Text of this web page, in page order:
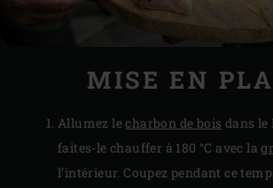
MISE EN
Allumez lecharbon de bois dans le
faites-le chauffer à 180 °C avec la
l’intérieur. Coupez pendant ce